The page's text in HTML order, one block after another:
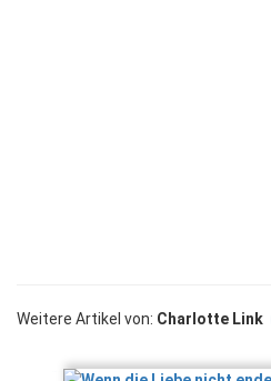
Weitere Artikel von: Charlotte Link